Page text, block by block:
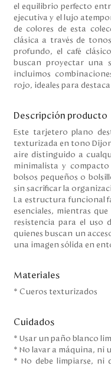
Nuestras Tiendas
Colombia
Costa Rica
Panamá
el equilibrio perfecto
ejecutiva y el lujo atemporal
de colores de esta
clásica a través de
profundo, el café
buscan proyectar una
incluimos
rojo, ideales para
Descripción producto
Este tarjetero plano
texturizada en tono
aire distinguido a
minimalista y
bolsos pequeños o
sin sacrificar la
La estructura funcional
esenciales, mientras
resistencia para el uso
quienes buscan un
una imagen sólida en
Materiales
* Cueros texturizados
Cuidados
* Usar un paño blanco
* No lavar a máquina, ni
* No debe limpiarse, ni